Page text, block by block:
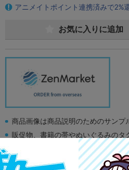
アニメイトポイント連携済みで2%
お気に入りに追加
商品画像は商品説明のためのサンプ
販促物、書籍の帯やぬいぐるみのタ
商品名や備考欄に特別な記載が無
「電池」は原則として保証対象外と